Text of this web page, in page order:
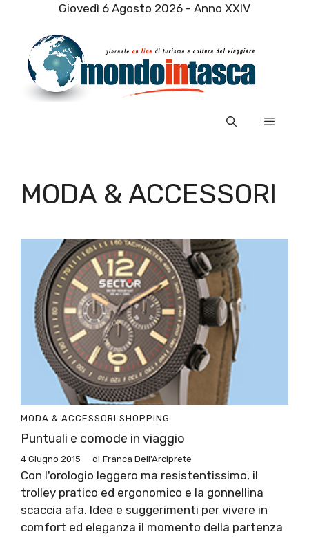
contenuto
Giovedì 6 Agosto 2026 - Anno XXIV
Menu
MODA & ACCESSORI
MODA & ACCESSORI SHOPPING
Puntuali e comode in viaggio
4 Giugno 2015 di Franca Dell'Arciprete
Con l'orologio leggero ma resistentissimo, il
trolley pratico ed ergonomico e la gonnellina
scaccia afa. Idee e suggerimenti per vivere in
comfort ed eleganza il momento della partenza